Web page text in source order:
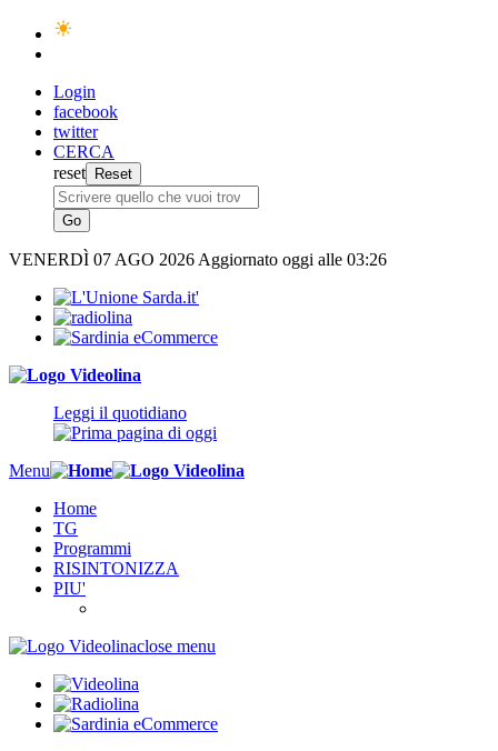
Login
facebook
twitter
CERCA
reset
VENERDÌ 07 AGO 2026 Aggiornato oggi alle 03:26
Leggi il quotidiano
Menu
Home
TG
Programmi
RISINTONIZZA
PIU'
close menu